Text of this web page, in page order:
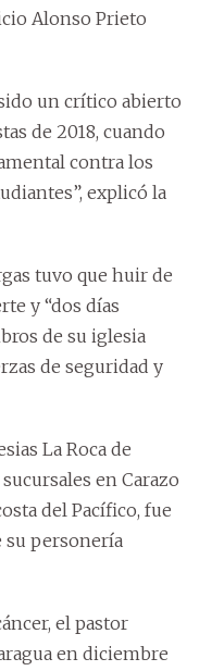
Alonso Prieto
un crítico abierto
de 2018, cuando
contra los
explicó la
tuvo que huir de
y “dos días
de su iglesia
de seguridad y
La Roca de
en Carazo
del Pacífico, fue
su personería
el pastor
en diciembre